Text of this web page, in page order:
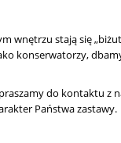
wnętrzu stają się
konserwatorzy,
do kontaktu z
Państwa zastawy.